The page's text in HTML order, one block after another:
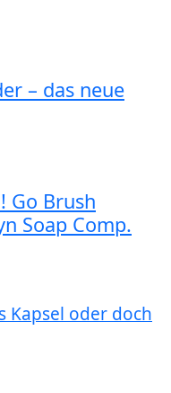
– das neue
Go Brush
Soap Comp.
Kapsel oder doch